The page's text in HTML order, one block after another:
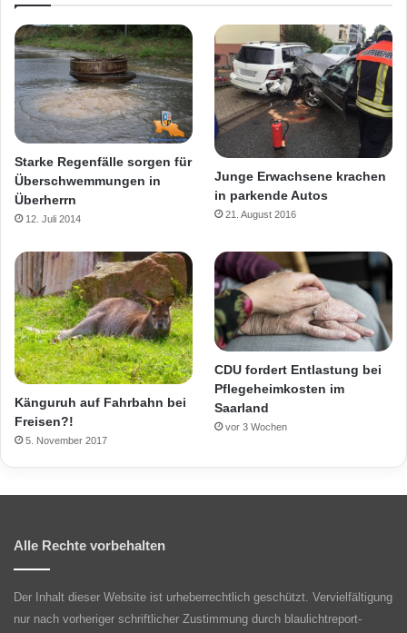
Starke Regenfälle sorgen für
Überschwemmungen in
Überherrn
12. Juli 2014
Junge Erwachsene krachen
in parkende Autos
21. August 2016
Känguruh auf Fahrbahn bei
Freisen?!
5. November 2017
CDU fordert Entlastung bei
Pflegeheimkosten im
Saarland
vor 3 Wochen
Alle Rechte vorbehalten
Der Inhalt dieser Website ist urheberrechtlich geschützt. Vervielfältigung
nur nach vorheriger schriftlicher Zustimmung durch blaulichtreport-